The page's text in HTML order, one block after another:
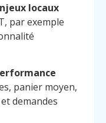
locaux
par exemple
panier moyen,
demandes